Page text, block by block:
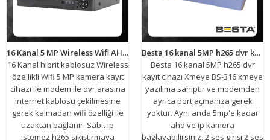
16 Kanal 5 MP Wireless Wifi AHD HİBRİT KAMERA KAYIT CİHAZI ARNA-4216
16 Kanal hibrit kablosuz Wireless
özellikli Wifi 5 MP kamera kayıt
cihazı ile modem ile dvr arasına
internet kablosu çekilmesine
gerek kalmadan wifi özelliği ile
uzaktan bağlanır. Sabit ip
istemez h265 sıkıştırmaya
Besta 16 kanal 5MP h265 dvr kayıt cihazı Xmeye BS-316
Besta 16 kanal 5MP h265 dvr
kayıt cihazı Xmeye BS-316 xmeye
yazılıma sahiptir ve modemden
ayrıca port açmanıza gerek
yoktur. Aynı anda 5mp'e kadar
ahd ve ip kamera
bağlayabilirsiniz. 2 ses girişi 2 ses